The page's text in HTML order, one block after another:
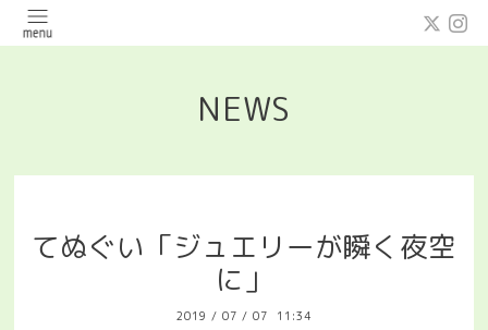
NEWS
てぬぐい「ジュエリーが瞬く夜空
に」
2019 / 07 / 07 11:34